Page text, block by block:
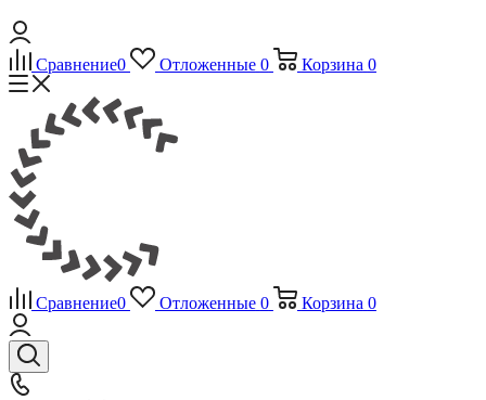
Сравнение0 Отложенные 0 Корзина 0
Сравнение0 Отложенные 0 Корзина 0